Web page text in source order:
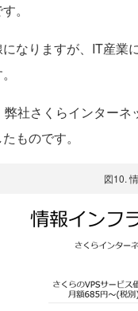
。
なりますが、IT産業
社さくらインターネ
ものです。
図10.